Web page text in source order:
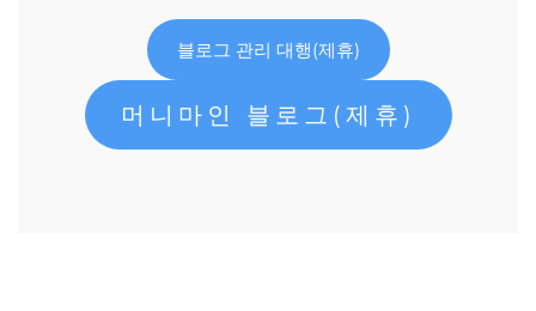
블로그 관리 대행(제휴)
머니마인 블로그(제휴)